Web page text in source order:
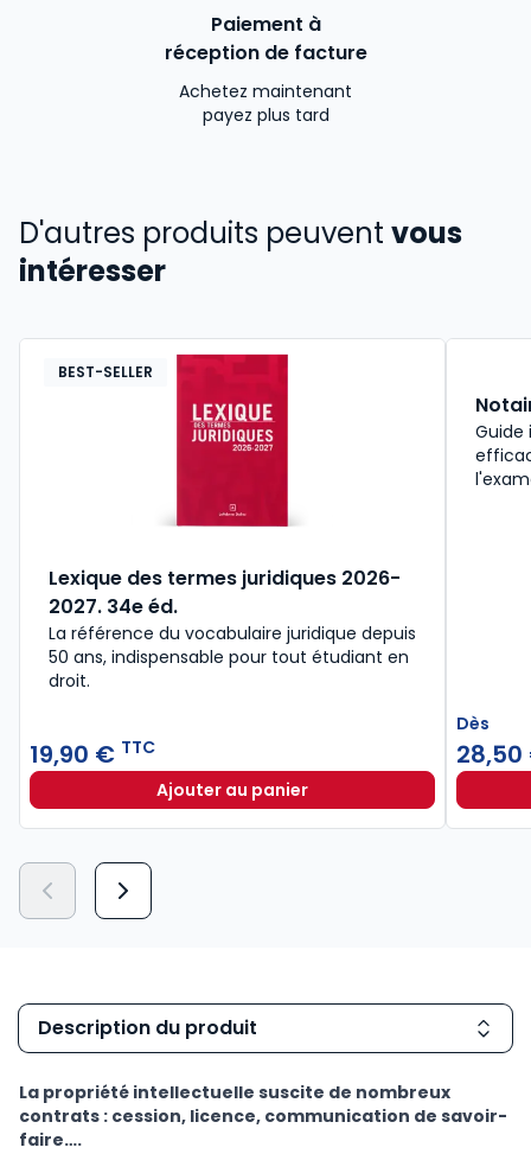
Paiement à
réception de facture
Achetez maintenant
payez plus tard
D'autres produits peuvent vous
intéresser
BEST-SELLER
Lexique des termes juridiques 2026-
2027. 34e éd.
La référence du vocabulaire juridique depuis
50 ans, indispensable pour tout étudiant en
droit.​
19,90 € TTC
Ajouter au panierLexique des termes juridiques
Guide
Dès
Description du produit
La propriété intellectuelle suscite de nombreux
contrats : cession, licence, communication de savoir-
faire….